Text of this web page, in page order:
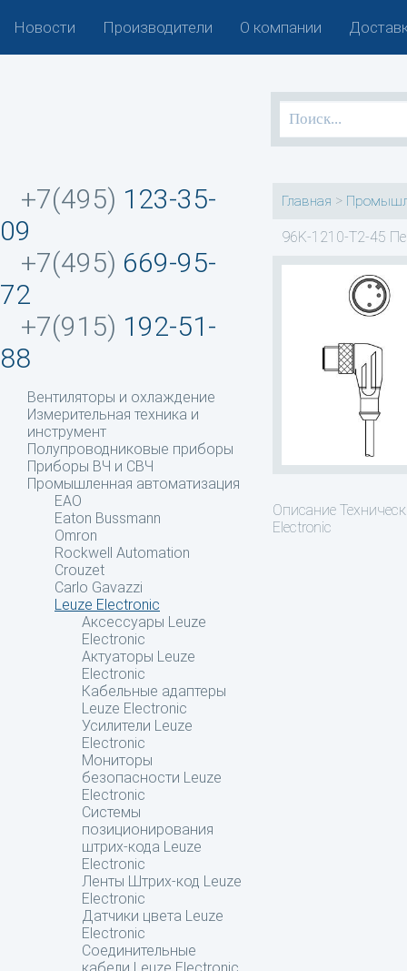
Новости Производители О компании
+7(495) 123-35-
09
+7(495) 669-95-
72
+7(915) 192-51-
88
Вентиляторы и охлаждение
Измерительная техника и
инструмент
Полупроводниковые приборы
Приборы ВЧ и СВЧ
Промышленная автоматизация
EAO
Eaton Bussmann
Omron
Rockwell Automation
Crouzet
Carlo Gavazzi
Leuze Electronic
Аксессуары Leuze
Electronic
Актуаторы Leuze
Electronic
Кабельные адаптеры
Leuze Electronic
Усилители Leuze
Electronic
Мониторы
безопасности Leuze
Electronic
Системы
позиционирования
штрих-кода Leuze
Electronic
Ленты Штрих-код Leuze
Electronic
Датчики цвета Leuze
Electronic
Соединительные
Главная >
96K-1210-T2-45
Описание
Electronic